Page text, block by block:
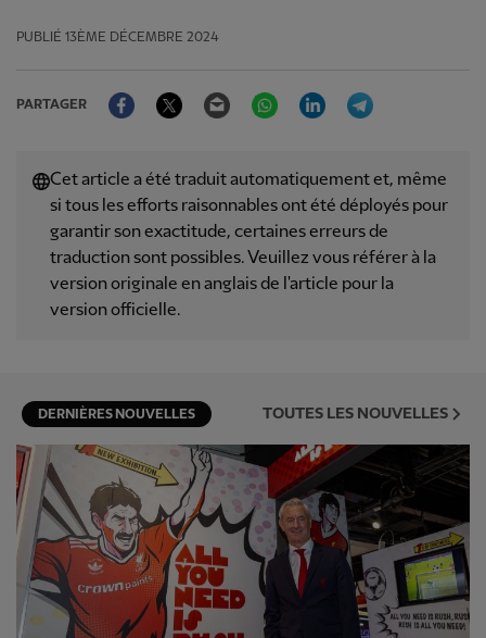
PUBLIÉ 13ÈME DÉCEMBRE 2024
PARTAGER
FacebookTwitter Email WhatsAppLinkedIn
Cet article a été traduit automatiquement et, même
si tous les efforts raisonnables ont été déployés pour
garantir son exactitude, certaines erreurs de
traduction sont possibles. Veuillez vous référer à la
version originale en anglais de l'article pour la
version officielle.
DERNIÈRES NOUVELLES TOUTES LES NOUVELLES